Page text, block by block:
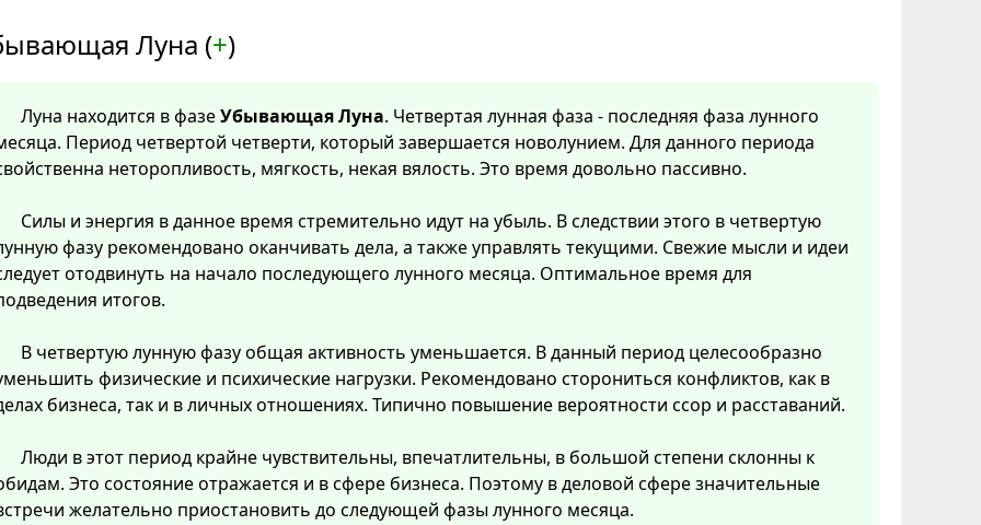
Луна (+)
Луна находится в фазеУбывающая Луна. Четвертая лунная фаза - последняя фаза лунного
Период четвертой четверти, который завершается новолунием. Для данного периода
неторопливость, мягкость, некая вялость. Это время довольно пассивно.
Силы и энергия в данное время стремительно идут на убыль. В следствии этого в четвертую
фазу рекомендовано оканчивать дела, а также управлять текущими. Свежие мысли и идеи
отодвинуть на начало последующего лунного месяца. Оптимальное время для
итогов.
В четвертую лунную фазу общая активность уменьшается. В данный период целесообразно
физические и психические нагрузки. Рекомендовано сторониться конфликтов, как в
бизнеса, так и в личных отношениях. Типично повышение вероятности ссор и расставаний.
Люди в этот период крайне чувствительны, впечатлительны, в большой степени склонны к
Это состояние отражается и в сфере бизнеса. Поэтому в деловой сфере значительные
желательно приостановить до следующей фазы лунного месяца.